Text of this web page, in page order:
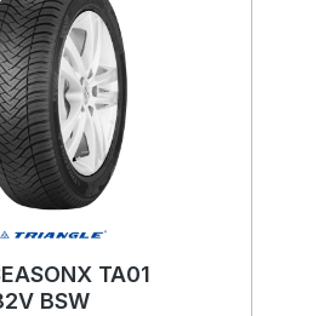
TA01
BSW